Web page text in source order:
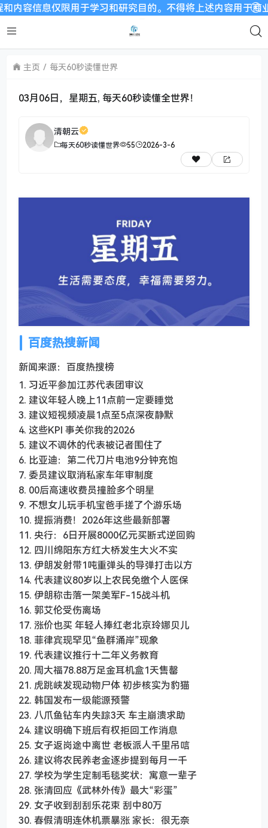
信息仅限用于学习和研究目的。不得将上述内容用于商业
主页 每天60秒读懂世界
03月06日，星期五, 每天60秒读懂全世界！
清朝云
每天60秒读懂世界 55 2026-3-6
百度热搜新闻
新闻来源：百度热搜榜
1. 习近平参加江苏代表团审议
2. 建议年轻人晚上11点前一定要睡觉
3. 建议短视频凌晨1点至5点深夜静默
4. 这些KPI 事关你我的2026
5. 建议不调休的代表被记者围住了
6. 比亚迪：第二代刀片电池9分钟充饱
7. 委员建议取消私家车年审制度
8. 00后高速收费员撞脸多个明星
9. 不想女儿玩手机宝爸手搓了个游乐场
10. 提振消费！2026年这些最新部署
11. 央行：6日开展8000亿元买断式逆回购
12. 四川绵阳东方红大桥发生大火不实
13. 伊朗发射带1吨重弹头的导弹打击以方
14. 代表建议80岁以上农民免缴个人医保
15. 伊朗称击落一架美军F-15战斗机
16. 郭艾伦受伤离场
17. 涨价也买 年轻人捧红老北京玲娜贝儿
18. 菲律宾现罕见“鱼群涌岸”现象
19. 代表建议推行十二年义务教育
20. 周大福78.88万足金耳机盒1天售罄
21. 虎跳峡发现动物尸体 初步核实为豹猫
22. 韩国发布一级能源预警
23. 八爪鱼钻车内失踪3天 车主崩溃求助
24. 建议明确下班后有权拒回工作消息
25. 女子返岗途中离世 老板派人千里吊唁
26. 建议将农民养老金逐步提到每月一千
27. 学校为学生定制毛毯奖状：寓意一辈子
28. 张清回应《武林外传》最大“彩蛋”
29. 女子收到刮刮乐花束 刮中80万
30. 春假清明连休机票暴涨 家长：很无奈